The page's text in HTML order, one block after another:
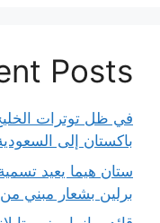
Posts
في ظل توترات
باكستان إلى
ستان هيما يعيد
برلين بشعار مبني من